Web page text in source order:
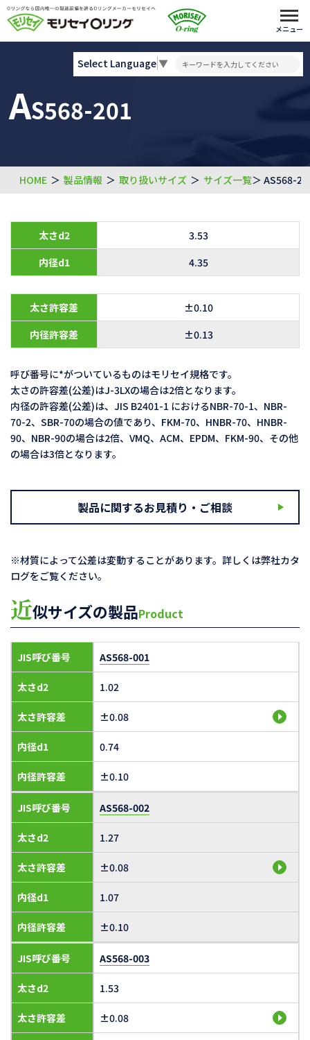
メニュー
AS568-201
Select Language▼
HOME ＞ 製品情報 ＞ 取り扱いサイズ ＞ サイズ一覧＞ AS568-
太さd2
3.53
内径d1
4.35
太さ許容差
±0.10
内径許容差
±0.13
呼び番号に*がついているものはモリセイ規格です。
太さの許容差(公差)はJ-3LXの場合は2倍となります。
内径の許容差(公差)は、JIS B2401-1 におけるNBR-70-1、NBR-
70-2、SBR-70の場合の値であり、FKM-70、HNBR-70、HNBR-
90、NBR-90の場合は2倍、VMQ、ACM、EPDM、FKM-90、その他
の場合は3倍となります。
製品に関するお見積り・ご相談
※材質によって公差は変動することがあります。詳しくは弊社カタ
ログをご覧ください。
近似サイズの製品Product
JIS呼び番号
太さd2
太さ許容差
内径d1
内径許容差
AS568-001
1.02
±0.08
0.74
±0.10
JIS呼び番号
太さd2
太さ許容差
内径d1
内径許容差
AS568-002
1.27
±0.08
1.07
±0.10
JIS呼び番号
太さd2
太さ許容差
AS568-003
1.53
±0.08